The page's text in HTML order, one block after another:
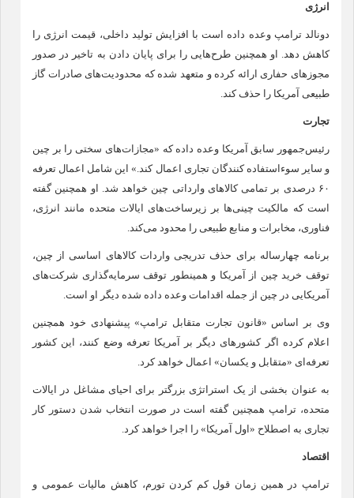
انرژی
دونالد ترامپ وعده داده است با افزایش تولید داخلی، قیمت انرژی را
کاهش دهد. او همچنین طرح‌هایی را برای پایان دادن به تاخیر در صدور
مجوز‌های حفاری ارائه کرده و متعهد شده که محدودیت‌های صادرات گاز
طبیعی آمریکا را حذف کند.
تجارت
رئیس‌جمهور سابق آمریکا وعده داده که «مجازات‌های سختی را بر چین
و سایر سوء‌استفاده کنندگان تجاری اعمال کند.» این شامل اعمال تعرفه
۶۰ درصدی بر تمامی کالا‌های وارداتی چین خواهد شد. او همچنین گفته
است که مالکیت چینی‌ها بر زیرساخت‌های ایالات متحده مانند انرژی،
فناوری، مخابرات و منابع طبیعی را محدود می‌کند.
برنامه چهارساله برای حذف تدریجی واردات کالا‌های اساسی از چین،
توقف خرید چین از آمریکا و همینطور توقف سرمایه‌گذاری شرکت‌های
آمریکایی در چین از جمله اقدامات وعده داده شده دیگر او است.
وی بر اساس «قانون تجارت متقابل ترامپ» پیشنهادی خود همچنین
اعلام کرده اگر کشور‌های دیگر بر آمریکا تعرفه وضع کنند، این کشور
تعرفه‌ای «متقابل و یکسان» اعمال خواهد کرد.
به عنوان بخشی از یک استراتژی بزرگتر برای احیای مشاغل در ایالات
متحده، ترامپ همچنین گفته است در صورت انتخاب شدن دستور کار
تجاری به اصطلاح «اول آمریکا» را اجرا خواهد کرد.
اقتصاد
ترامپ در همین زمان قول کم کردن تورم، کاهش مالیات عمومی و